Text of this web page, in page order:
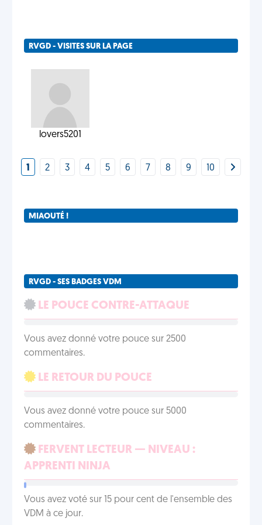
RVGD - VISITES SUR LA PAGE
lovers5201
1 2 3 4 5 6 7 8 9 10
MIAOUTÉ !
RVGD - SES BADGES VDM
LE POUCE CONTRE-ATTAQUE
Vous avez donné votre pouce sur 2500
commentaires.
LE RETOUR DU POUCE
Vous avez donné votre pouce sur 5000
commentaires.
FERVENT LECTEUR — NIVEAU :
APPRENTI NINJA
Vous avez voté sur 15 pour cent de l'ensemble des
VDM à ce jour.